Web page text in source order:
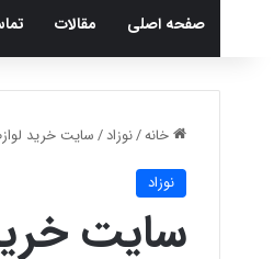
صفحه اصلی مقالات
خانه/نوزاد/ سایت خرید
نوزاد
سایت